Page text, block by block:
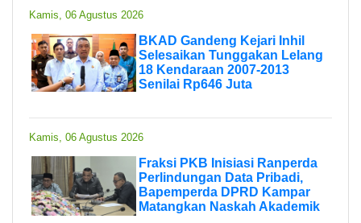
Kamis, 06 Agustus 2026
BKAD Gandeng Kejari Inhil
Selesaikan Tunggakan Lelang
18 Kendaraan 2007-2013
Senilai Rp646 Juta
Kamis, 06 Agustus 2026
Fraksi PKB Inisiasi Ranperda
Perlindungan Data Pribadi,
Bapemperda DPRD Kampar
Matangkan Naskah Akademik